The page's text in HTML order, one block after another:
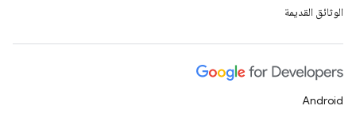
الوثائق القديمة
Android